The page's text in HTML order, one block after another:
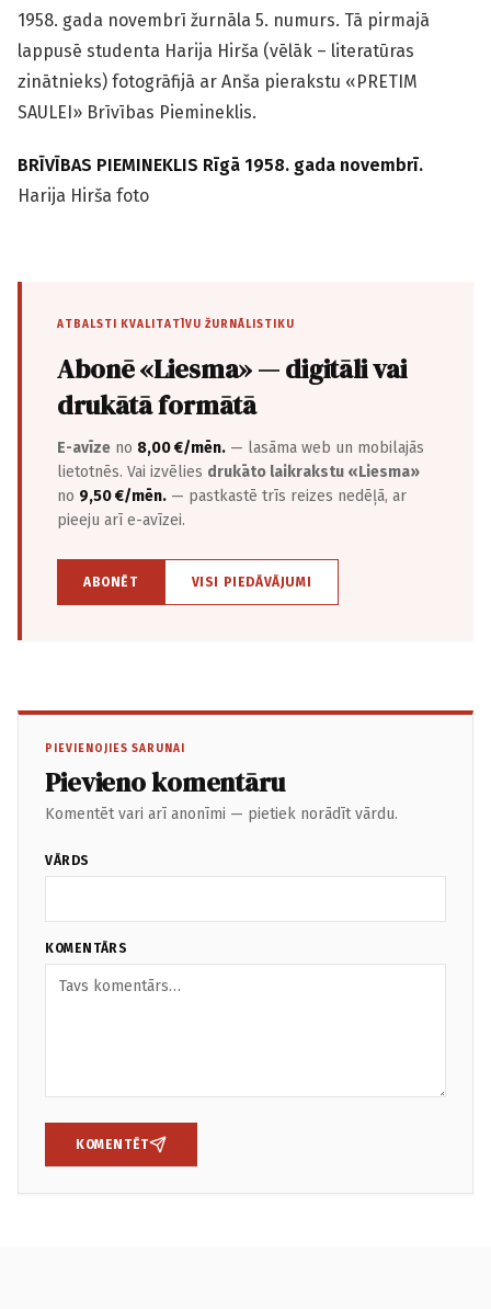
1958. gada novembrī žurnāla 5. numurs. Tā pirmajā
lappusē studenta Harija Hirša (vēlāk – literatūras
zinātnieks) fotogrāfijā ar Anša pierakstu «PRETIM
SAULEI» Brīvības Piemineklis.
BRĪVĪBAS PIEMINEKLIS Rīgā 1958. gada novembrī.
Harija Hirša foto
ATBALSTI KVALITATĪVU ŽURNĀLISTIKU
Abonē «Liesma» — digitāli vai
drukātā formātā
E-avīze no 8,00 €/mēn. — lasāma web un mobilajās
lietotnēs. Vai izvēlies drukāto laikrakstu «Liesma»
no 9,50 €/mēn. — pastkastē trīs reizes nedēļā, ar
pieeju arī e-avīzei.
ABONĒT VISI PIEDĀVĀJUMI
PIEVIENOJIES SARUNAI
Pievieno komentāru
Komentēt vari arī anonīmi — pietiek norādīt vārdu.
VĀRDS
KOMENTĀRS
KOMENTĒT